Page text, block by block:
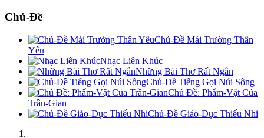
Chủ-Đề
Chủ-Đề Mái Trường Thân
Yêu
Nhạc Liên Khúc
Những Bài Thơ Rất Ngắn
Chủ-Đề Tiếng Gọi Núi Sông
Chủ Đề: Phẩm-Vật Của
Trần-Gian
Chủ-Đề Giáo-Dục Thiếu Nhi